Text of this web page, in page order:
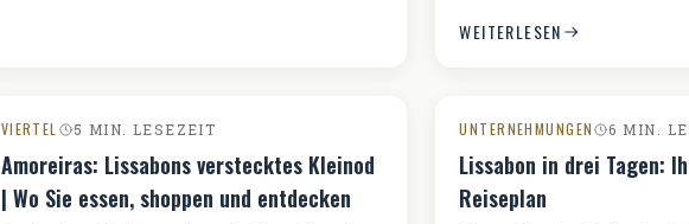
WEITERLESEN
VIERTEL 5 MIN. LESEZEIT
Amoreiras: Lissabons verstecktes Kleinod
| Wo Sie essen, shoppen und entdecken
UNTERNEHMUNGEN 6 MIN.
Lissabon in drei Tagen:
Reiseplan